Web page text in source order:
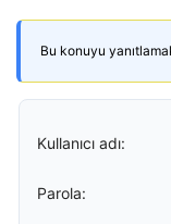
Bu konuyu
Kullanıcı adı:
Parola: